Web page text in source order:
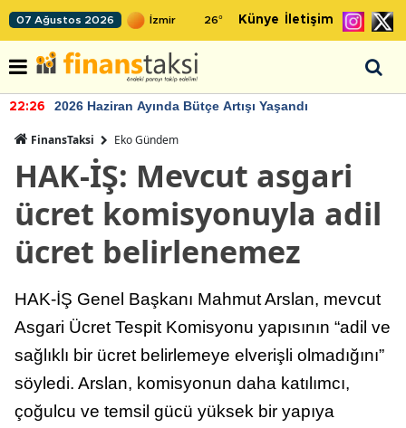
07 Ağustos 2026 26° Künye İletişim
22:26 2026 Haziran Ayında Bütçe Artışı Yaşandı
FinansTaksi Eko Gündem
HAK-İŞ: Mevcut asgari
ücret komisyonuyla adil
ücret belirlenemez
HAK-İŞ Genel Başkanı Mahmut Arslan, mevcut
Asgari Ücret Tespit Komisyonu yapısının “adil ve
sağlıklı bir ücret belirlemeye elverişli olmadığını”
söyledi. Arslan, komisyonun daha katılımcı,
çoğulcu ve temsil gücü yüksek bir yapıya